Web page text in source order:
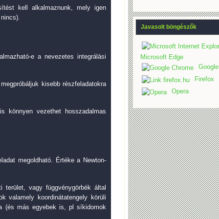
kell alkalmaznunk, mely igen
e a nevezetes integrálási
kisebb részfeladatokra
könnyen vezethet hosszadalmas
megoldható. Értéke a Newton-
vagy függvénygörbék által
valamely koordinátatengely körüli
(és más egyebek is, pl síkidomok
Javasolt böngészők
Microsoft Edge
Firefox
Opera